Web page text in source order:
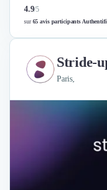
4.9/5
sur65 avis participants
Stride-
Paris,